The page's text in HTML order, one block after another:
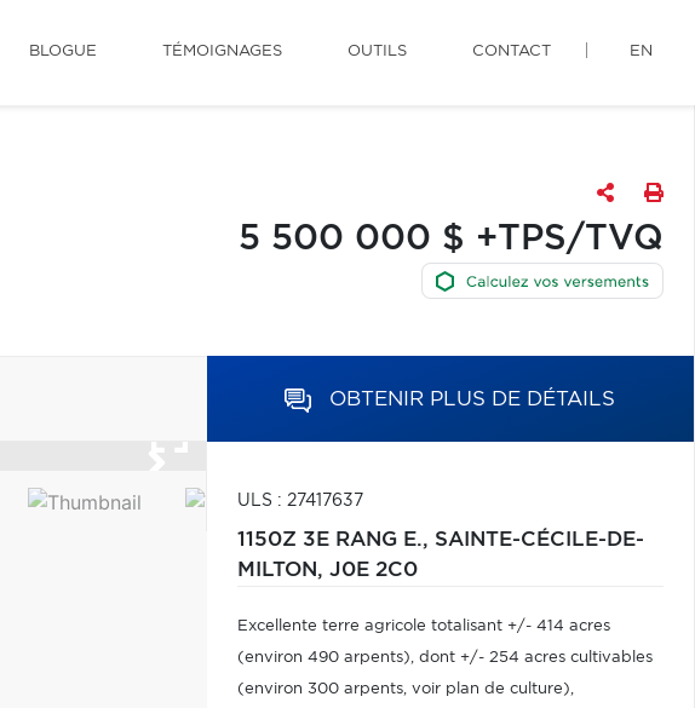
BLOGUE TÉMOIGNAGES OUTILS CONTACT EN
5 500 000 $ +TPS/TVQ
OBTENIR PLUS DE DÉTAILS
ULS : 27417637
1150Z 3E RANG E., SAINTE-CÉCILE-DE-
MILTON, J0E 2C0
Excellente terre agricole totalisant +/- 414 acres
(environ 490 arpents), dont +/- 254 acres cultivables
(environ 300 arpents, voir plan de culture),